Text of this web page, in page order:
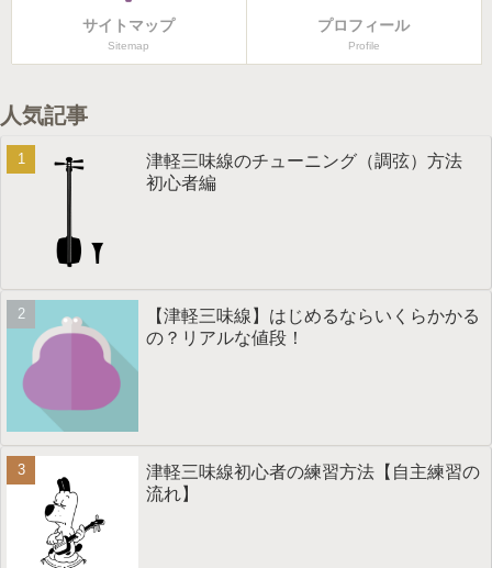
サイトマップ
Sitemap
プロフィール
Profile
人気記事
津軽三味線のチューニング（調弦）方法
初心者編
【津軽三味線】はじめるならいくらかかる
の？リアルな値段！
津軽三味線初心者の練習方法【自主練習の
流れ】